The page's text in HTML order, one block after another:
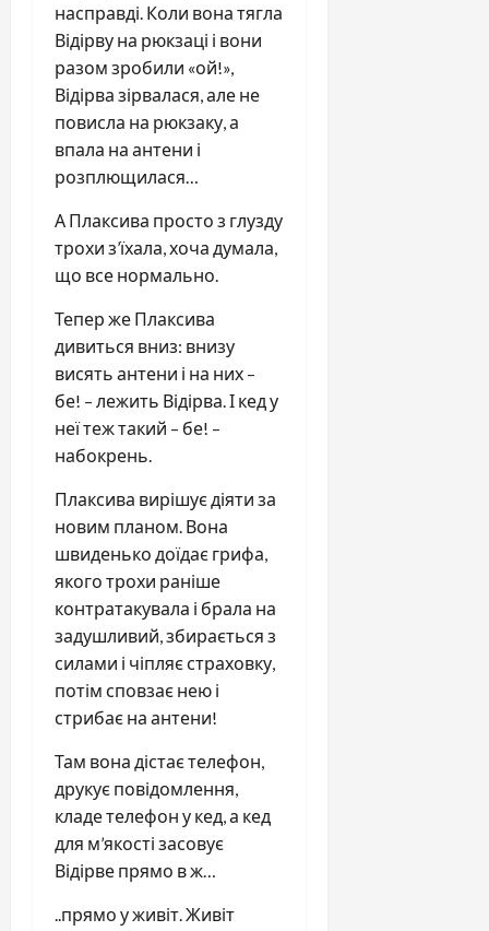
насправді. Коли вона тягла
Відірву на рюкзаці і вони
разом зробили «ой!»,
Відірва зірвалася, але не
повисла на рюкзаку, а
впала на антени і
розплющилася…
А Плаксива просто з глузду
трохи з’їхала, хоча думала,
що все нормально.
Тепер же Плаксива
дивиться вниз: внизу
висять антени і на них –
бе! – лежить Відірва. І кед у
неї теж такий – бе! –
набокрень.
Плаксива вирішує діяти за
новим планом. Вона
швиденько доїдає грифа,
якого трохи раніше
контратакувала і брала на
задушливий, збирається з
силами і чіпляє страховку,
потім сповзає нею і
стрибає на антени!
Там вона дістає телефон,
друкує повідомлення,
кладе телефон у кед, а кед
для м’якості засовує
Відірве прямо в ж…
..прямо у живіт. Живіт